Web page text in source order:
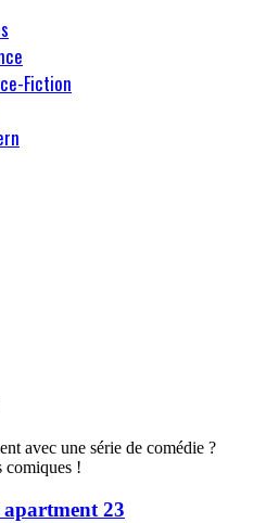
Fiction
avec une série de comédie ?
comiques !
23